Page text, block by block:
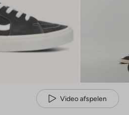
Video afspelen